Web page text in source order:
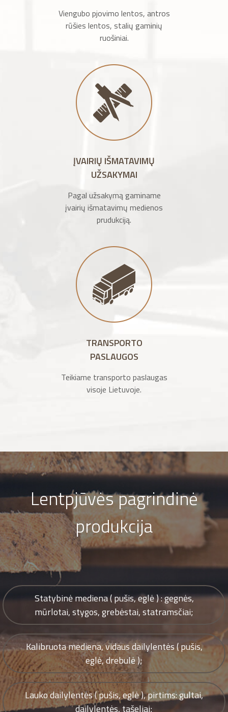
Viengubo pjovimo lentos, antros
rūšies lentos, stalių gaminių
ruošiniai.
ĮVAIRIŲ IŠMATAVIMŲ
UŽSAKYMAI
Pagal užsakymą gaminame
įvairių išmatavimų medienos
prudukciją.
TRANSPORTO
PASLAUGOS
Teikiame transporto paslaugas
visoje Lietuvoje.
Lentpjūvės pagrindinė
produkcija
Statybinė mediena ( pušis, eglė ) : gegnės,
mūrlotai, stygos, grebėstai, statramsčiai;
Kalibruota mediena, vidaus dailylentės ( pušis,
eglė, drebulė );
Lauko dailylentės ( pušis, eglė ), pirtims: gultai,
dailylentės, tašeliai;